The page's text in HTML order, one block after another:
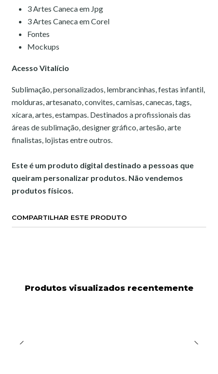
3 Artes Caneca em Jpg
3 Artes Caneca em Corel
Fontes
Mockups
Acesso Vitalício
Sublimação, personalizados, lembrancinhas, festas infantil,
molduras, artesanato, convites, camisas, canecas, tags,
xícara, artes, estampas. Destinados a profissionais das
áreas de sublimação, designer gráfico, artesão, arte
finalistas, lojistas entre outros.
Este é um produto digital destinado a pessoas que
queiram personalizar produtos. Não vendemos
produtos físicos.
COMPARTILHAR ESTE PRODUTO
Produtos visualizados recentemente